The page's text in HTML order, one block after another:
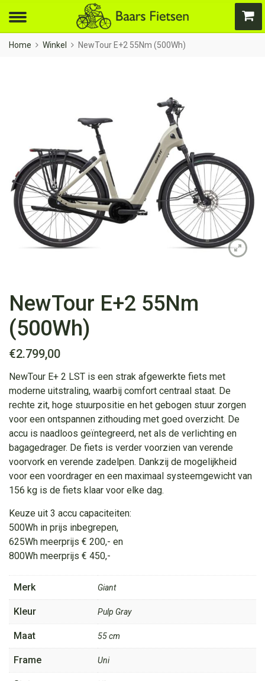
Home Winkel NewTour E+2 55Nm (500Wh)
NewTour E+2 55Nm
(500Wh)
€2.799,00
NewTour E+ 2 LST is een strak afgewerkte fiets met
moderne uitstraling, waarbij comfort centraal staat. De
rechte zit, hoge stuurpositie en het gebogen stuur zorgen
voor een ontspannen zithouding met goed overzicht. De
accu is naadloos geïntegreerd, net als de verlichting en
bagagedrager. De fiets is verder voorzien van verende
voorvork en verende zadelpen. Dankzij de mogelijkheid
voor een voordrager en een maximaal systeemgewicht van
156 kg is de fiets klaar voor elke dag.
Keuze uit 3 accu capaciteiten:
500Wh in prijs inbegrepen,
625Wh meerprijs € 200,- en
800Wh meerprijs € 450,-
Merk Giant
Kleur Pulp Gray
Maat 55 cm
Frame Uni